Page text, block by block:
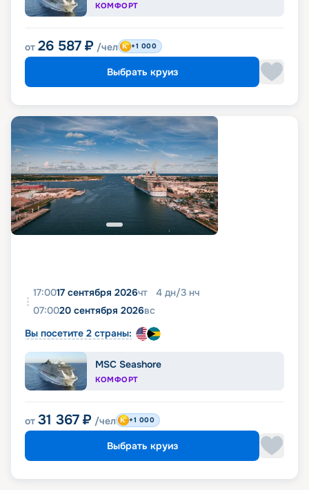
КОМФОРТ
от 26 587 ₽ /чел +1 000
Выбрать круиз
17:0017 сентября 2026чт 4 дн/3 нч
07:0020 сентября 2026вс
Вы посетите 2 страны:
MSC Seashore
КОМФОРТ
от 31 367 ₽ /чел +1 000
Выбрать круиз